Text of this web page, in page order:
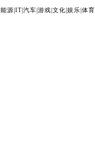
能源 IT| 汽车 游戏 文化 娱乐 体育